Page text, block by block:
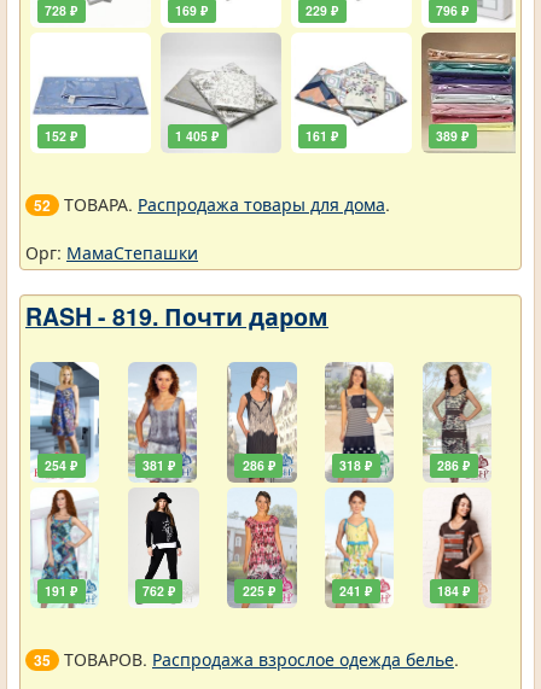
728 ₽
152 ₽
169 ₽
1 405 ₽
229 ₽
161 ₽
796 ₽
389 ₽
52 ТОВАРА. Распродажа товары для дома.
Орг: МамаСтепашки
RASH - 819. Почти даром
254 ₽
191 ₽
381 ₽
762 ₽
286 ₽
225 ₽
318 ₽
241 ₽
286 ₽
184 ₽
35 ТОВАРОВ. Распродажа взрослое одежда белье.